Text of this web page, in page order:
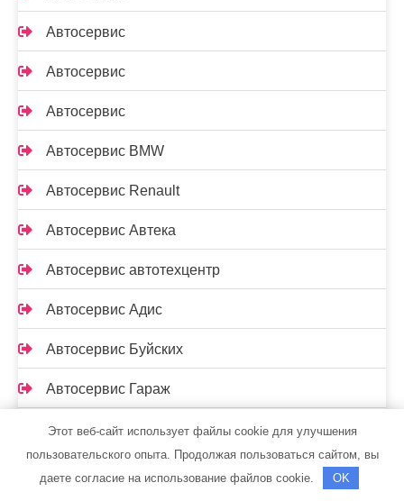
Автосервис
Автосервис
Автосервис
Автосервис BMW
Автосервис Renault
Автосервис Автека
Автосервис автотехцентр
Автосервис Адис
Автосервис Буйских
Автосервис Гараж
Автосервис Заречье
Этот веб-сайт использует файлы cookie для улучшения
пользовательского опыта. Продолжая пользоваться сайтом, вы
даете согласие на использование файлов cookie.
OK